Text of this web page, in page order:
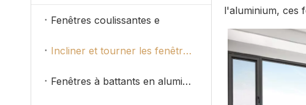
Fenêtres coulissantes e
Incliner et tourner les fenêtres
Fenêtres à battants en aluminium
l'aluminium, ces